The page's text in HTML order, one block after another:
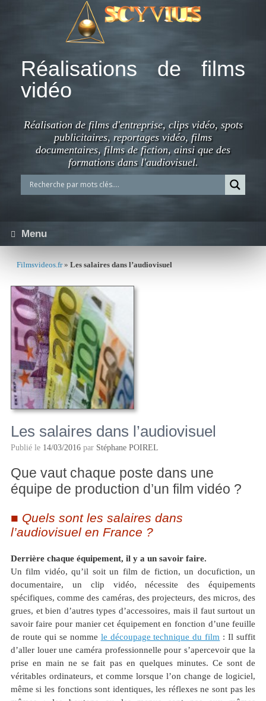
Réalisations de films
vidéo
Réalisation de films d'entreprise, clips vidéo, spots
publicitaires, reportages vidéo, films
documentaires, films de fiction, ainsi que des
formations dans l'audiovisuel.
Menu
Filmsvideos.fr» Les salaires dans l’audiovisuel
Les salaires dans l’audiovisuel
Publié le 14/03/2016 par Stéphane POIREL
Que vaut chaque poste dans une
équipe de production d’un film vidéo ?
Quels sont les salaires dans
l’audiovisuel en France ?
Derrière chaque équipement, il y a un savoir faire.
Un film vidéo, qu’il soit un film de fiction, un docufiction, un
documentaire, un clip vidéo, nécessite des équipements
spécifiques, comme des caméras, des projecteurs, des micros, des
grues, et bien d’autres types d’accessoires, mais il faut surtout un
savoir faire pour manier cet équipement en fonction d’une feuille
de route qui se nomme le découpage technique du film : Il suffit
d’aller louer une caméra professionnelle pour s’apercevoir que la
prise en main ne se fait pas en quelques minutes. Ce sont de
véritables ordinateurs, et comme lorsque l’on change de logiciel,
même si les fonctions sont identiques, les réflexes ne sont pas les